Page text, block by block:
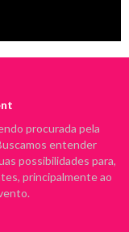
procurada pela
entender
possibilidades para,
principalmente ao